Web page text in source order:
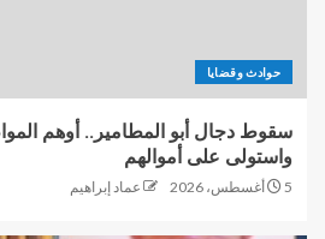
حوادث وقضايا
سقوط دجال أبو المطامير.. أوهم
واستولى على أموالهم
5 أغسطس، 2026 عماد إبراهيم